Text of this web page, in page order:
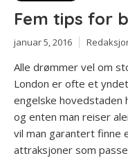
Fem tips for
januar 5, 2016
Alle drømmer vel om
London er ofte et
engelske hovedstaden
og enten man reiser
vil man garantert finne
attraksjoner som